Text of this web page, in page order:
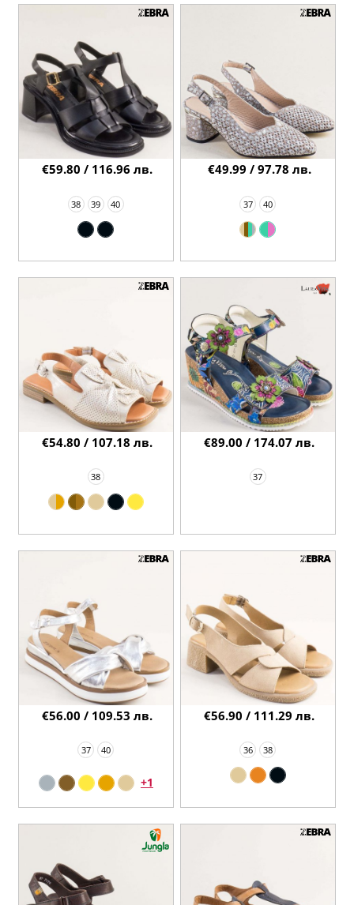
38 39 40
€59.80 / 116.96 лв.
37 40
€49.99 / 97.78 лв.
38
€54.80 / 107.18 лв.
37
€89.00 / 174.07 лв.
37 40
+1
€56.00 / 109.53 лв.
36 38
€56.90 / 111.29 лв.